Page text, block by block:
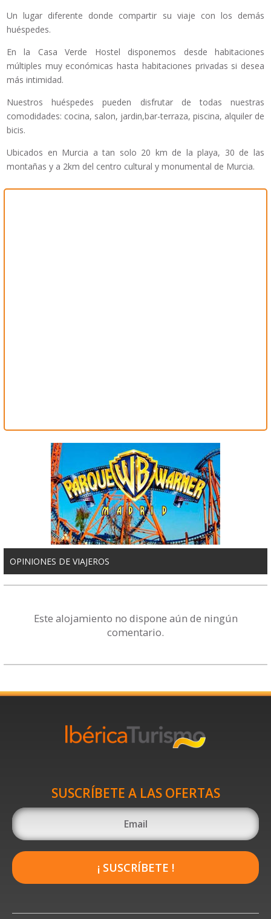
Un lugar diferente donde compartir su viaje con los demás
huéspedes.
En la Casa Verde Hostel disponemos desde habitaciones
múltiples muy económicas hasta habitaciones privadas si desea
más intimidad.
Nuestros huéspedes pueden disfrutar de todas nuestras
comodidades: cocina, salon, jardin,bar-terraza, piscina, alquiler de
bicis.
Ubicados en Murcia a tan solo 20 km de la playa, 30 de las
montañas y a 2km del centro cultural y monumental de Murcia.
OPINIONES DE VIAJEROS
Este alojamiento no dispone aún de ningún
comentario.
SUSCRÍBETE A LAS OFERTAS
¡ SUSCRÍBETE !